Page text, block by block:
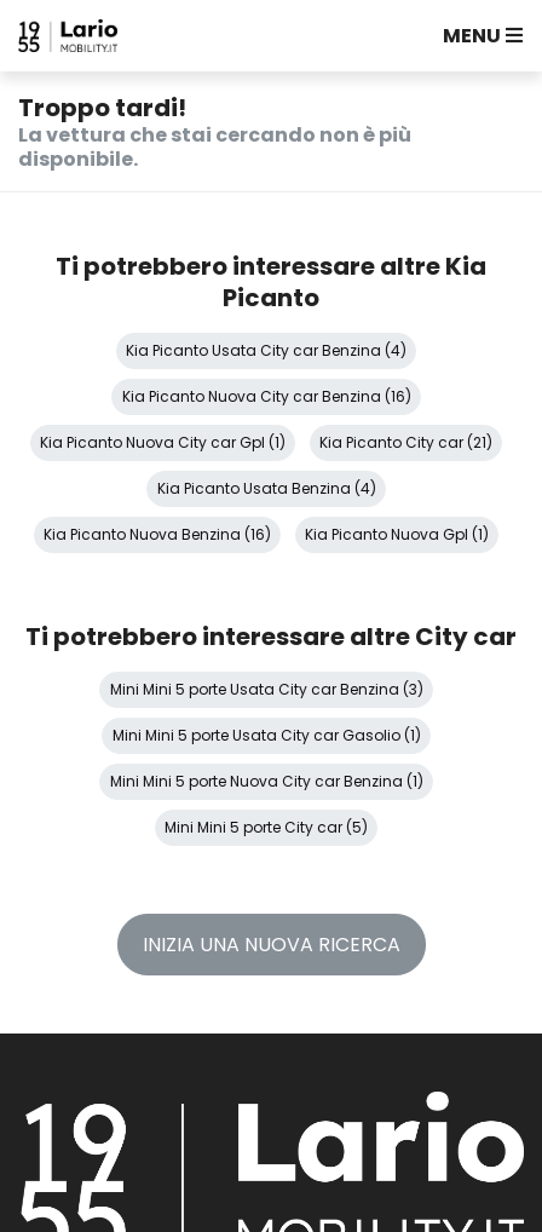
MENU
Troppo tardi!
La vettura che stai cercando non è più
disponibile.
Ti potrebbero interessare altre Kia
Picanto
Kia Picanto Usata City car Benzina (4)
Kia Picanto Nuova City car Benzina (16)
Kia Picanto Nuova City car Gpl (1) Kia Picanto City car (21)
Kia Picanto Usata Benzina (4)
Kia Picanto Nuova Benzina (16) Kia Picanto Nuova Gpl (1)
Ti potrebbero interessare altre City car
Mini Mini 5 porte Usata City car Benzina (3)
Mini Mini 5 porte Usata City car Gasolio (1)
Mini Mini 5 porte Nuova City car Benzina (1)
Mini Mini 5 porte City car (5)
INIZIA UNA NUOVA RICERCA